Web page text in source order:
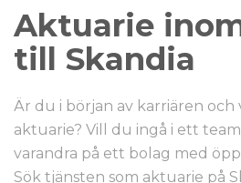
Aktuarie
till Skandia
Är du i början av karriären och
aktuarie? Vill du ingå i ett
varandra på ett bolag med
Sök tjänsten som aktuarie på